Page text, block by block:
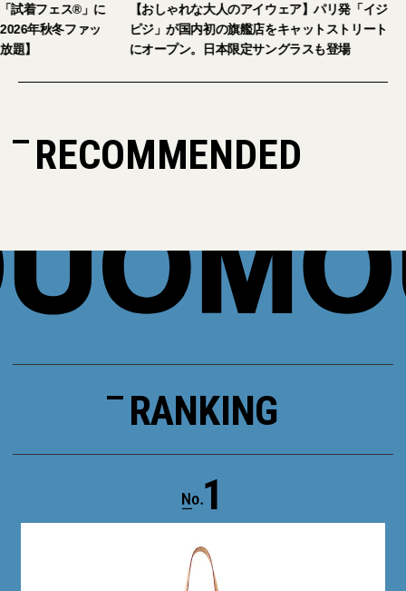
2026年9月5日・6日開催。「試着フェス®︎」に
読者の皆さまをご招待。【2026年秋冬ファッ
ション＆美容アイテム試し放題】
【おしゃれな大人
ピジ」が国内初の
にオープン。日本
RECOMMENDED
RANKING
1